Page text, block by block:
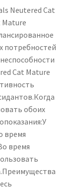
Neutered Cat
Mature
потребностей
Cat Mature
обоих
время
время